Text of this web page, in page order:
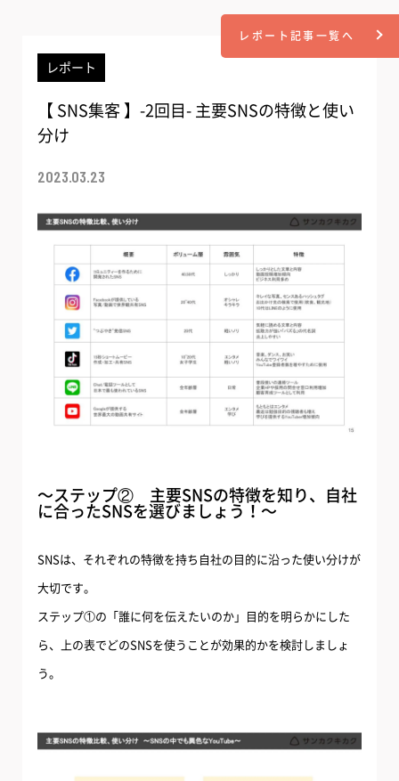
レポート
【 SNS集客 】-2回目- 主要SNSの特徴と使い
分け
2023.03.23
〜ステップ② 主要SNSの特徴を知り、自社
に合ったSNSを選びましょう！〜
SNSは、それぞれの特徴を持ち自社の目的に沿った使い分けが
大切です。
ステップ①の「誰に何を伝えたいのか」目的を明らかにした
ら、上の表でどのSNSを使うことが効果的かを検討しましょ
う。
レポート記事一覧へ